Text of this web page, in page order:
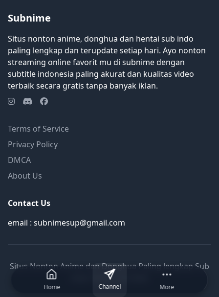
Subnime
Situs nonton anime, donghua dan hentai sub indo
paling lengkap dan terupdate setiap hari. Ayo nonton
streaming online favorit mu di subnime dengan
subtitle indonesia paling akurat dan kualitas video
terbaik secara gratis tanpa banyak iklan.
Terms of Service
Privacy Policy
DMCA
About Us
Contact Us
email : subnimesup@gmail.com
Situs Nonton Anime dan Donghua Paling lengkap Sub
Indo Terbaru © 2026
Home Channel More